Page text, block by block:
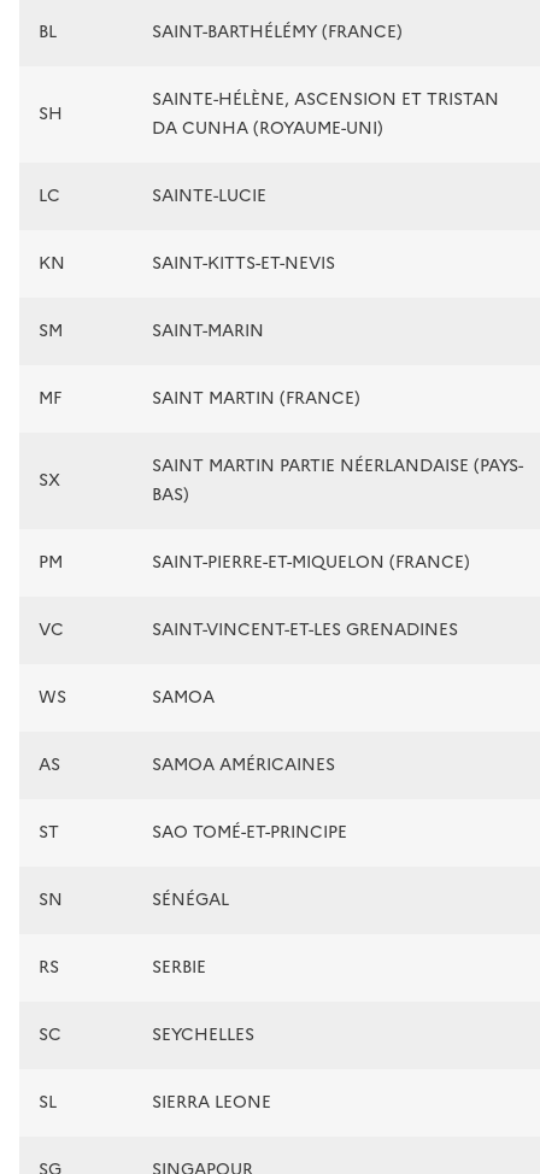
BL SAINT-BARTHÉLÉMY (FRANCE)
SH
SAINTE-HÉLÈNE, ASCENSION ET TRISTAN
DA CUNHA (ROYAUME-UNI)
LC SAINTE-LUCIE
KN SAINT-KITTS-ET-NEVIS
SM SAINT-MARIN
MF SAINT MARTIN (FRANCE)
SX
SAINT MARTIN PARTIE NÉERLANDAISE (PAYS-
BAS)
PM SAINT-PIERRE-ET-MIQUELON (FRANCE)
VC SAINT-VINCENT-ET-LES GRENADINES
WS SAMOA
AS SAMOA AMÉRICAINES
ST SAO TOMÉ-ET-PRINCIPE
SN SÉNÉGAL
RS SERBIE
SC SEYCHELLES
SL SIERRA LEONE